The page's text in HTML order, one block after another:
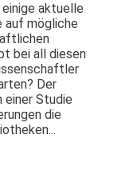
aktuelle
auf mögliche
bei all diesen
Der
einer Studie
die